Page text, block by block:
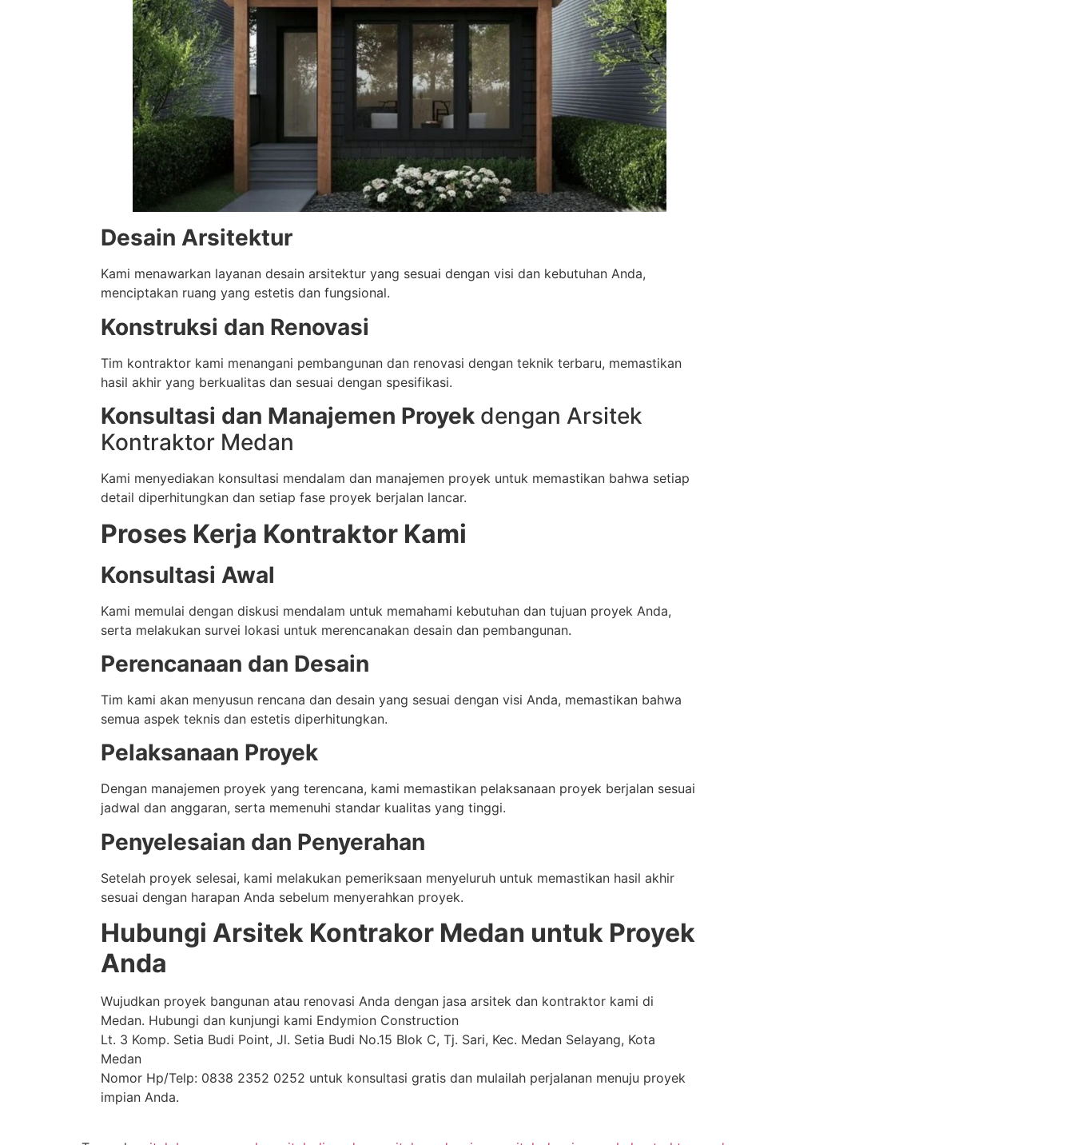
Desain Arsitektur
Kami menawarkan layanan desain arsitektur yang sesuai dengan visi dan kebutuhan Anda,
menciptakan ruang yang estetis dan fungsional.
Konstruksi dan Renovasi
Tim kontraktor kami menangani pembangunan dan renovasi dengan teknik terbaru, memastikan
hasil akhir yang berkualitas dan sesuai dengan spesifikasi.
Konsultasi dan Manajemen Proyek dengan Arsitek
Kontraktor Medan
Kami menyediakan konsultasi mendalam dan manajemen proyek untuk memastikan bahwa setiap
detail diperhitungkan dan setiap fase proyek berjalan lancar.
Proses Kerja Kontraktor Kami
Konsultasi Awal
Kami memulai dengan diskusi mendalam untuk memahami kebutuhan dan tujuan proyek Anda,
serta melakukan survei lokasi untuk merencanakan desain dan pembangunan.
Perencanaan dan Desain
Tim kami akan menyusun rencana dan desain yang sesuai dengan visi Anda, memastikan bahwa
semua aspek teknis dan estetis diperhitungkan.
Pelaksanaan Proyek
Dengan manajemen proyek yang terencana, kami memastikan pelaksanaan proyek berjalan sesuai
jadwal dan anggaran, serta memenuhi standar kualitas yang tinggi.
Penyelesaian dan Penyerahan
Setelah proyek selesai, kami melakukan pemeriksaan menyeluruh untuk memastikan hasil akhir
sesuai dengan harapan Anda sebelum menyerahkan proyek.
Hubungi Arsitek Kontrakor Medan untuk Proyek
Anda
Wujudkan proyek bangunan atau renovasi Anda dengan jasa arsitek dan kontraktor kami di
Medan. Hubungi dan kunjungi kami Endymion Construction
Lt. 3 Komp. Setia Budi Point, Jl. Setia Budi No.15 Blok C, Tj. Sari, Kec. Medan Selayang, Kota
Medan
Nomor Hp/Telp: 0838 2352 0252 untuk konsultasi gratis dan mulailah perjalanan menuju proyek
impian Anda.